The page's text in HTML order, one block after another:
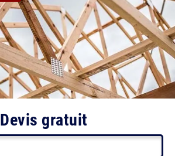
Devis gratuit